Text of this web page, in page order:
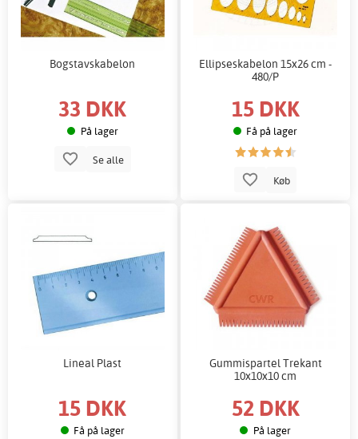
Bogstavskabelon
33 DKK
På lager
Se alle
Ellipseskabelon 15x26 cm -
480/P
15 DKK
Få på lager
Køb
Lineal Plast
15 DKK
Få på lager
Gummispartel Trekant
10x10x10 cm
52 DKK
På lager